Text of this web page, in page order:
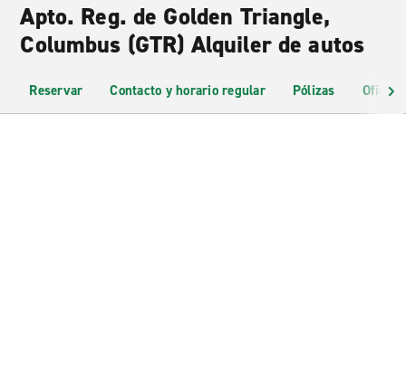
Apto. Reg. de Golden Triangle,
Columbus (GTR) Alquiler de autos
Reservar Contacto y horario regular Pólizas